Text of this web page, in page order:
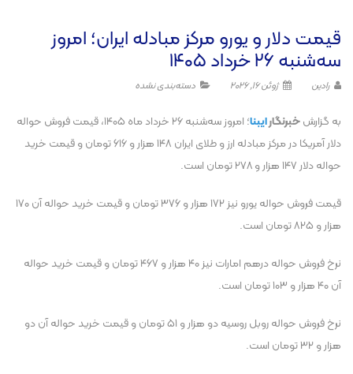
قیمت دلار و یورو مرکز مبادله ایران؛ امروز
سه‌شنبه ۲۶ خرداد ۱۴۰۵
رادین ژوئن 16, 2026 دسته‌بندی نشده
به گزارشخبرنگارایبنا
؛ امروز سه‌شنبه ۲۶ خرداد ماه ۱۴۰۵، قیمت فروش حواله
دلار آمریکا در مرکز مبادله ارز و طلای ایران ۱۴۸ هزار و ۶۱۶ تومان و قیمت خرید
حواله دلار ۱۴۷ هزار و ۲۷۸ تومان است.
قیمت فروش حواله یورو نیز ۱۷۲ هزار و ۳۷۶ تومان و قیمت خرید حواله آن ۱۷۰
هزار و ۸۲۵ تومان است.
نرخ فروش حواله درهم امارات نیز ۴۰ هزار و ۴۶۷ تومان و قیمت خرید حواله
آن ۴۰ هزار و ۱۰۳ تومان است.
نرخ فروش حواله روبل روسیه دو هزار و ۵۱ تومان و قیمت خرید حواله آن دو
هزار و ۳۲ تومان است.